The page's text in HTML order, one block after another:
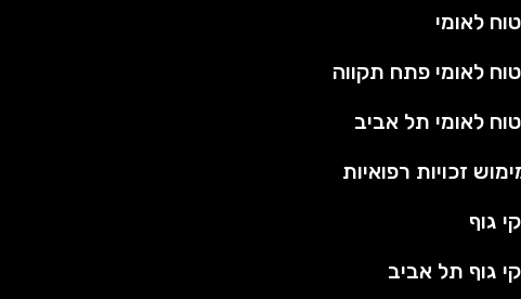
לאומי
לאומי פתח תקווה
לאומי תל אביב
זכויות רפואיות
גוף
גוף תל אביב